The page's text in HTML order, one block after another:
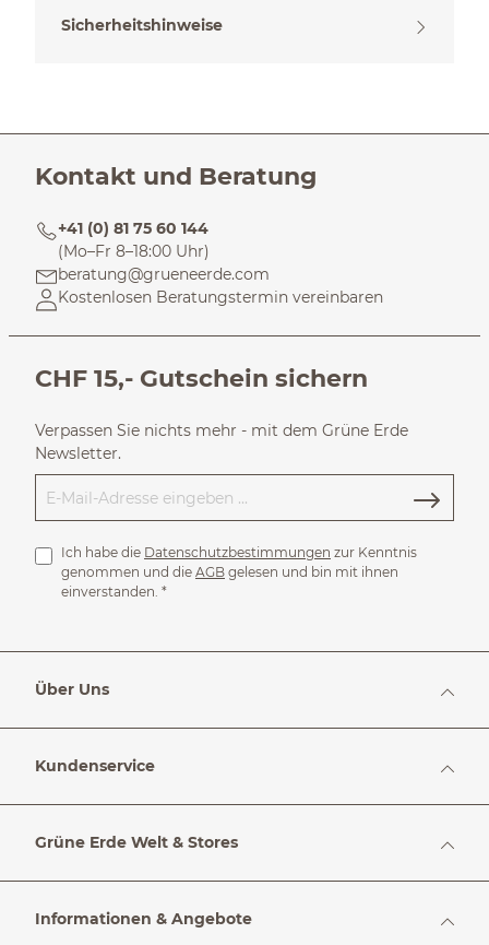
Sicherheitshinweise
Kontakt und Beratung
+41 (0) 81 75 60 144
(Mo–Fr 8–18:00 Uhr)
beratung@grueneerde.com
Kostenlosen Beratungstermin vereinbaren
CHF 15,- Gutschein sichern
Verpassen Sie nichts mehr - mit dem Grüne Erde
Newsletter.
Ich habe die Datenschutzbestimmungen zur Kenntnis
genommen und die AGB gelesen und bin mit ihnen
einverstanden. *
Über Uns
Kundenservice
Grüne Erde Welt & Stores
Informationen & Angebote